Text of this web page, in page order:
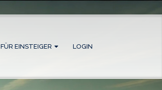
FÜR EINSTEIGER LOGIN